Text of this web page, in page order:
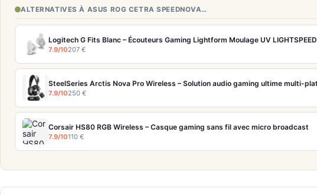
ALTERNATIVES À ASUS ROG CETRA SPEEDNOVA…
Logitech G Fits Blanc – Écouteurs Gaming Lightform Moulage UV LIGHTSPEED
7.9/10207 €
7.9/10250 €
Corsair HS80 RGB Wireless – Casque gaming sans fil avec micro broadcast
7.9/10110 €